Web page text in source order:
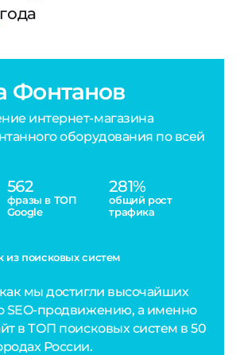
Фонтанов
интернет-магазина
оборудования по всей
562
фразы в ТОП
Google
281%
общий рост
трафика
из поисковых систем
мы достигли высочайших
SEO-продвижению, а именно
в ТОП поисковых систем в 50
России.